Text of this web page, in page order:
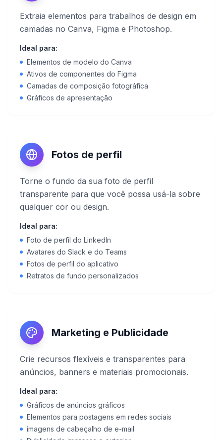
Extraia elementos para trabalhos de design em
camadas no Canva, Figma e Photoshop.
Ideal para:
Elementos de modelo do Canva
Ativos de componentes do Figma
Camadas de composição fotográfica
Gráficos de apresentação
Fotos de perfil
Torne o fundo da sua foto de perfil
transparente para que você possa usá-la sobre
qualquer cor ou design.
Ideal para:
Foto de perfil do LinkedIn
Avatares do Slack e do Teams
Fotos de perfil do aplicativo
Retratos de fundo personalizados
Marketing e Publicidade
Crie recursos flexíveis e transparentes para
anúncios, banners e materiais promocionais.
Ideal para:
Gráficos de anúncios gráficos
Elementos para postagens em redes sociais
imagens de cabeçalho de e-mail